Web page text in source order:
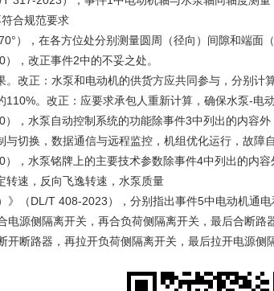
合规范要求
），在各方位处分别测量圆周（径向）间隙和端面（
，改正事件2中的不妥之处。
改正：水泵和电动机的供货方应共同参与，分别
。改正：应要求承包人重新计算，确保水泵-电
，水泵自动控制系统的功能除事件3中列出的内容外
切换，数据通信与远程监控，机组优化运行，故障
，水泵铭牌上的主要技术参数除事件4中列出的内容
转速，反向飞逸转速，水泵质量
（DL/T 408-2023），分别指出事件5中电动机通电
侧隔离开关，再合负荷侧隔离开关，最后合断路器
路器，再拉开负荷侧隔离开关，最后拉开电源侧隔